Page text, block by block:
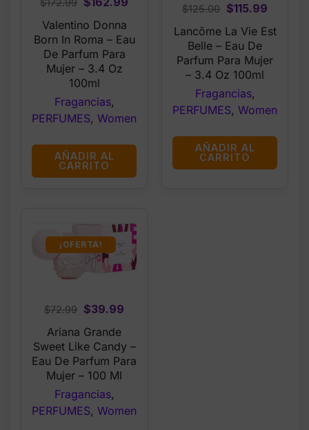
$172.99
price
was:
$172.99.
is:
Valentino Donna
Born In Roma – Eau
De Parfum Para
Mujer – 3.4 Oz
100ml
Fragancias,
PERFUMES, Women
AÑADIR AL
CARRITO
$125.00 Original
price
was:
$125.00.
$115.99
Lancôme La Vie Est
Belle – Eau De
Parfum Para Mujer
– 3.4 Oz 100ml
Fragancias,
PERFUMES, Women
AÑADIR AL
CARRITO
¡OFERTA!
$72.99 Original
price
was:
$72.99.
$39.99
is:
$39.99.
Ariana Grande
Sweet Like Candy –
Eau De Parfum Para
Mujer – 100 Ml
Fragancias,
PERFUMES, Women